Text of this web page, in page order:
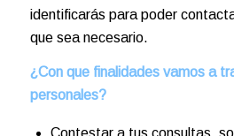
identificarás para poder
que sea necesario.
¿Con que finalidades vamos a
personales?
Contestar a tus consultas,